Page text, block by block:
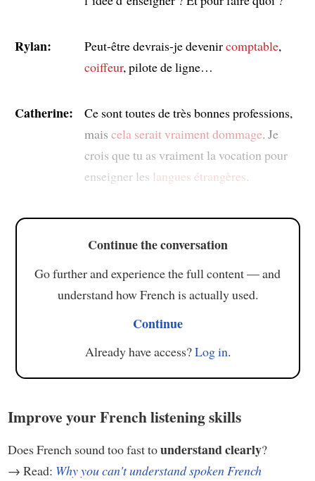
Rylan: Peut-être devrais-je devenircomptable,
coiffeur, pilote de ligne…
Catherine:
Ce sont toutes de très bonnes professions,
mais cela serait vraiment dommage. Je
crois que tu as vraiment la vocation pour
enseigner les langues étrangères.
Continue the conversation
Go further and experience the full content — and
understand how French is actually used.
Continue
Already have access?Log in.
Improve your French listening skills
Does French sound too fast tounderstand clearly?
→ Read: Why you can't understand spoken French